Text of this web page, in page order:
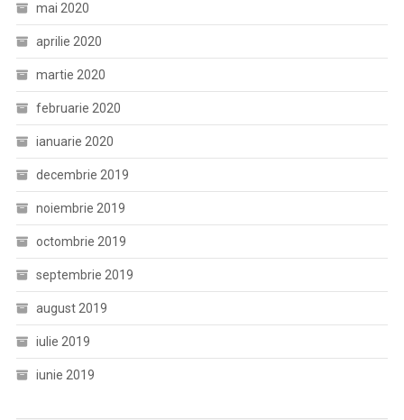
mai 2020
aprilie 2020
martie 2020
februarie 2020
ianuarie 2020
decembrie 2019
noiembrie 2019
octombrie 2019
septembrie 2019
august 2019
iulie 2019
iunie 2019